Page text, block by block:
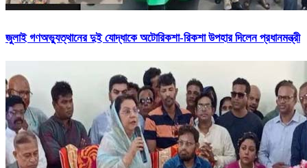
জুলাই গণঅভ্যুত্থানের দুই যোদ্ধাকে অটোরিকশা-রিকশা উপহার দিলেন প্রধানমন্ত্রী